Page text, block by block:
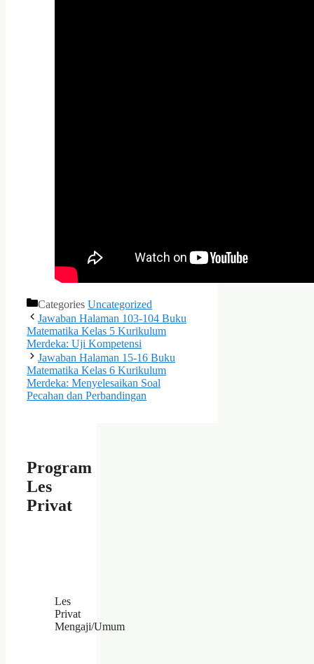
Categories Uncategorized
Jawaban Halaman 103-104 Buku
Matematika Kelas 5 Kurikulum
Merdeka: Uji Kompetensi
Jawaban Halaman 15-16 Buku
Matematika Kelas 6 Kurikulum
Merdeka: Menyelesaikan Soal
Pecahan dan Perbandingan
Program
Les
Privat
Les
Privat
Mengaji/Umum